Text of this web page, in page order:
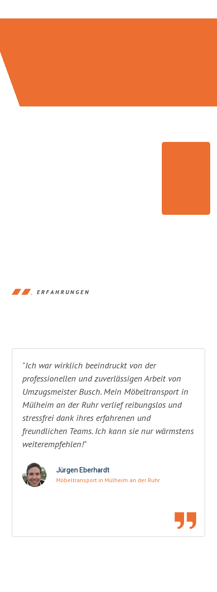
ERFAHRUNGEN
"Ich war wirklich beeindruckt von der
professionellen und zuverlässigen Arbeit von
Umzugsmeister Busch. Mein Möbeltransport in
Mülheim an der Ruhr verlief reibungslos und
stressfrei dank ihres erfahrenen und
freundlichen Teams. Ich kann sie nur wärmstens
weiterempfehlen!"
Jürgen Eberhardt
Möbeltransport in Mülheim an der Ruhr